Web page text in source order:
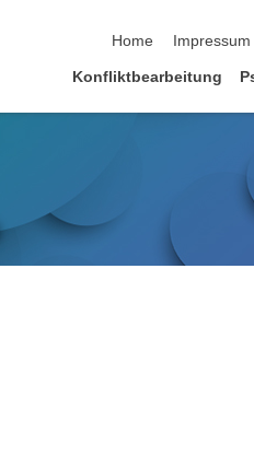
Home
Impressum
Konfliktbearbeitung